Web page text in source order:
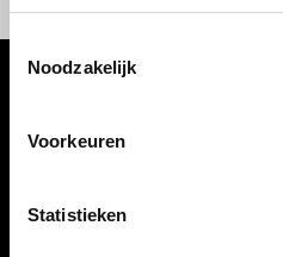
Toestemmingsselectie
Noodzakelijk
Voorkeuren
Statistieken